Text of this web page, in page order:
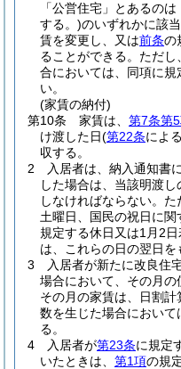
「公営住宅」とあるの
する。)のいずれかに該
賃を変更し、又は前条の
ることができる。 ただし
合においては、同項に
い。
(家賃の納付)
第10条
家賃は、 第7条第
け渡した日(第22条によ
収する。
2
入居者は、納入通知書
した場合は、当該明渡し
しなければならない。 た
土曜日、国民の祝日に関
規定する休日又は1月2
は、これらの日の翌日を
3
入居者が新たに改良住
場合において、その月の
その月の家賃は、日割計
数を生じた場合におい
る。
4
入居者が第23条に規定
いたときは、 第1項の規